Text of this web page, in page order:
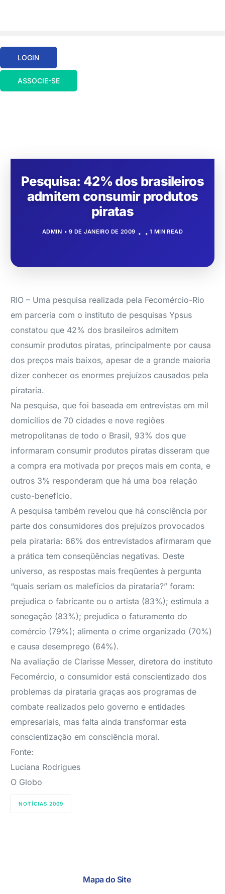
LOGIN
ASSOCIE-SE
Pesquisa: 42% dos brasileiros
admitem consumir produtos
piratas
ADMIN 9 DE JANEIRO DE 2009 1 MIN READ
RIO – Uma pesquisa realizada pela Fecomércio-Rio
em parceria com o instituto de pesquisas Ypsus
constatou que 42% dos brasileiros admitem
consumir produtos piratas, principalmente por causa
dos preços mais baixos, apesar de a grande maioria
dizer conhecer os enormes prejuízos causados pela
pirataria.
Na pesquisa, que foi baseada em entrevistas em mil
domicílios de 70 cidades e nove regiões
metropolitanas de todo o Brasil, 93% dos que
informaram consumir produtos piratas disseram que
a compra era motivada por preços mais em conta, e
outros 3% responderam que há uma boa relação
custo-benefício.
A pesquisa também revelou que há consciência por
parte dos consumidores dos prejuízos provocados
pela pirataria: 66% dos entrevistados afirmaram que
a prática tem conseqüências negativas. Deste
universo, as respostas mais freqüentes à pergunta
“quais seriam os malefícios da pirataria?” foram:
prejudica o fabricante ou o artista (83%); estimula a
sonegação (83%); prejudica o faturamento do
comércio (79%); alimenta o crime organizado (70%)
e causa desemprego (64%).
Na avaliação de Clarisse Messer, diretora do instituto
Fecomércio, o consumidor está conscientizado dos
problemas da pirataria graças aos programas de
combate realizados pelo governo e entidades
empresariais, mas falta ainda transformar esta
conscientização em consciência moral.
Fonte:
Luciana Rodrigues
O Globo
NOTÍCIAS 2009
Mapa do Site